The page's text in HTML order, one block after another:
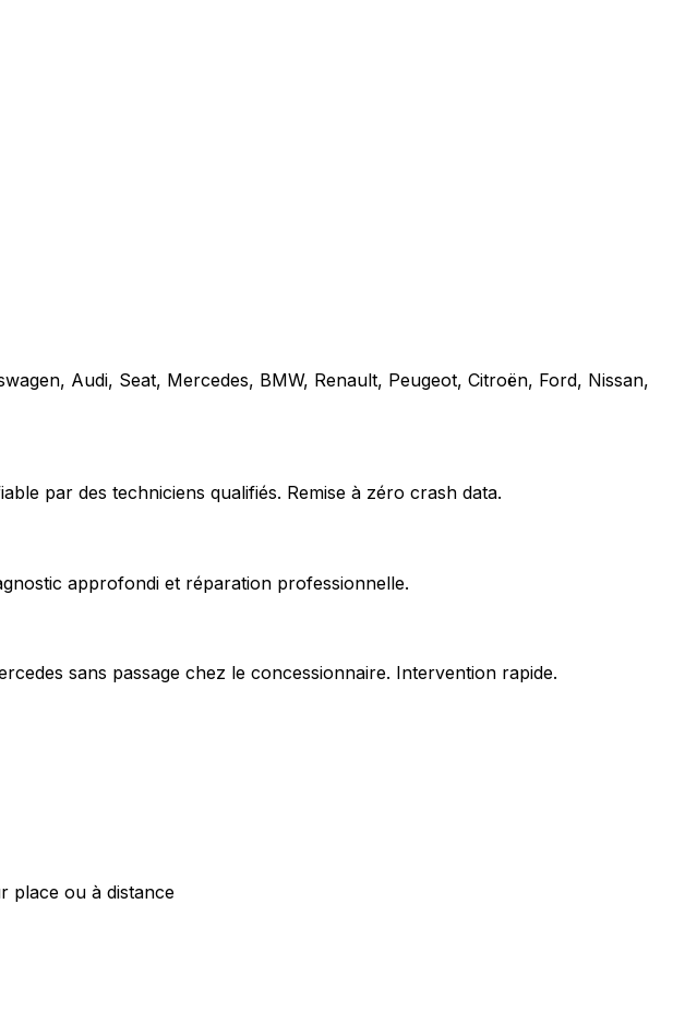
Audi, Seat, Mercedes, BMW, Renault, Peugeot, Citroën, Ford, Nissan,
par des techniciens qualifiés. Remise à zéro crash data.
approfondi et réparation professionnelle.
sans passage chez le concessionnaire. Intervention rapide.
place ou à distance